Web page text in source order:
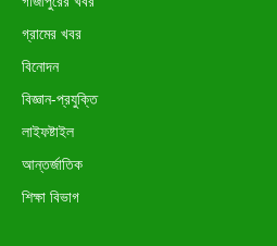
গ্রামের খবর
বিনোদন
বিজ্ঞান-প্রযুক্তি
লাইফষ্টাইল
আন্তর্জাতিক
শিক্ষা বিভাগ